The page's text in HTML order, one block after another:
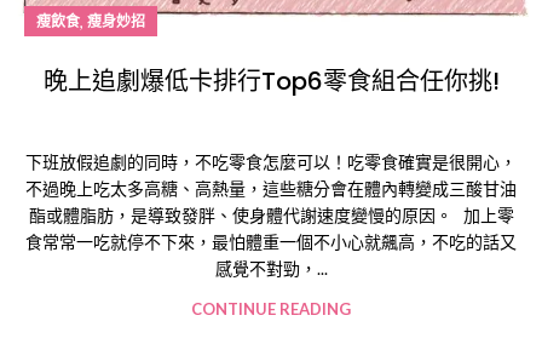
瘦飲食, 瘦身妙招
晚上追劇爆低卡排行Top6零食組合任你挑!
下班放假追劇的同時，不吃零食怎麼可以！吃零食確實是很開心，
不過晚上吃太多高糖、高熱量，這些糖分會在體內轉變成三酸甘油
酯或體脂肪，是導致發胖、使身體代謝速度變慢的原因。 加上零
食常常一吃就停不下來，最怕體重一個不小心就飆高，不吃的話又
感覺不對勁，...
CONTINUE READING